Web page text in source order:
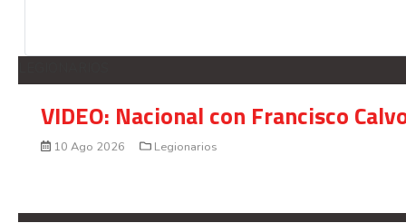
VIDEO: Nacional con Francisco
10 Ago 2026 Legionarios